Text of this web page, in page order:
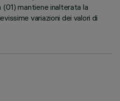
mantiene inalterata la
variazioni dei valori di